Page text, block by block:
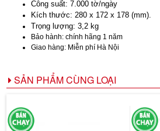
Công suất: 7.000 tờ/ngày
Kích thước: 280 x 172 x 178 (mm).
Trọng lượng: 3,2 kg
Bảo hành: chính hãng 1 năm
Giao hàng: Miễn phí Hà Nội
SẢN PHẨM CÙNG LOẠI